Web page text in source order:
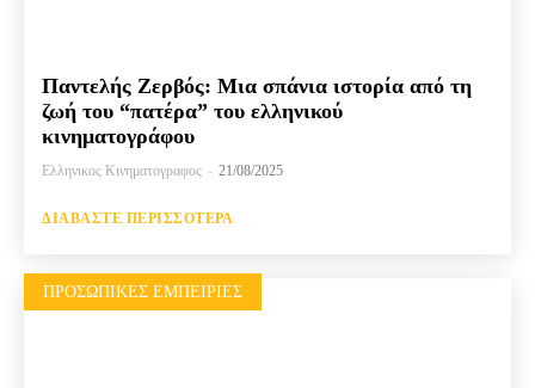
Παντελής Ζερβός: Μια σπάνια ιστορία από τη
ζωή του “πατέρα” του ελληνικού
κινηματογράφου
Ελληνικος Κινηματογραφος - 21/08/2025
ΔΙΑΒΆΣΤΕ ΠΕΡΙΣΣΌΤΕΡΑ
ΠΡΟΣΩΠΙΚΈΣ ΕΜΠΕΙΡΊΕΣ